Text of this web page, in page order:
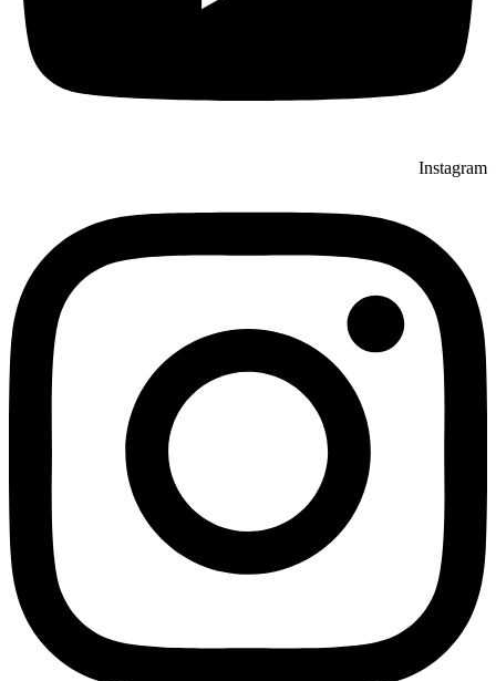
Instagram